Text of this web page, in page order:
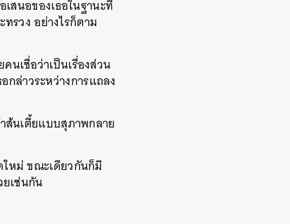
สนอของเธอในฐานะที่
รวง อย่างไรก็ตาม
เชื่อว่าเป็นเรื่องส่วน
กล่าวระหว่างการแถลง
ส้นเตี้ยแบบสุภาพกลาย
ใหม่ ขณะเดียวกันก็มี
เช่นกัน